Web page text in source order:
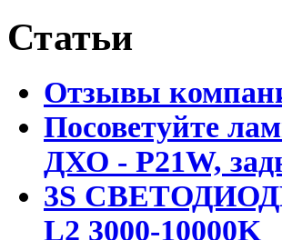
Статьи
Отзывы
Посоветуйте
ДХО - P21W,
3S
L2 3000-10000K